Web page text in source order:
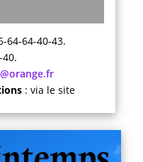
64-64-40-43.
: via le site